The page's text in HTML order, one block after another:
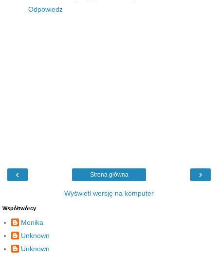
Odpowiedz
‹ ›
Strona główna
Wyświetl wersję na komputer
Współtwórcy
Monika
Unknown
Unknown